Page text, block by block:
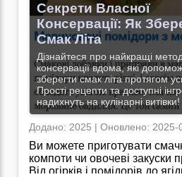
Секрети Власної
Консервації: Як
Смак Літа
Дізнайтеся про найкращі
консервації вдома, які
зберегти смак літа протягом
Прості рецепти та доступні
надихнуть на кулінарні витівки!
Додано: 2025 | Оновлено: 2025-
Ви можете приготувати
компоти чи овочеві закуски
Від огірків і помідорів до